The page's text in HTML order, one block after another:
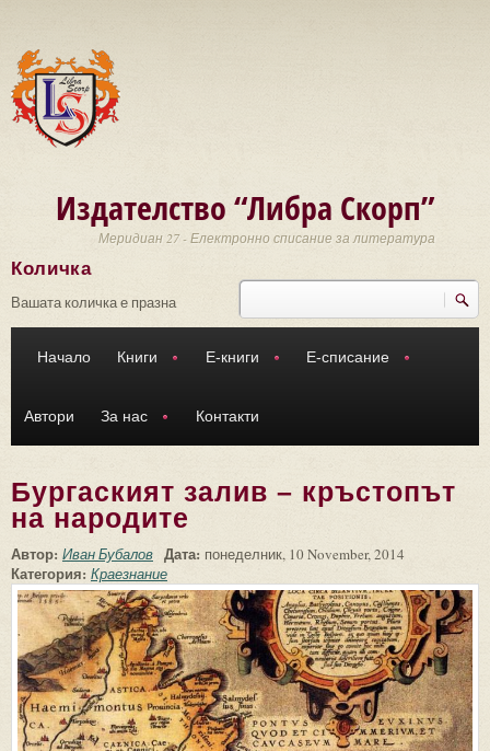
Издателство “Либра Скорп”
Меридиан 27 - Електронно списание за литература
Търси
Количка
Вашата количка е празна
Начало Книги Е-книги Е-списание
Автори За нас Контакти
Бургаският залив – кръстопът
на народите
Автор: Иван Бубалов Дата: понеделник, 10 November, 2014
Категория: Краезнание